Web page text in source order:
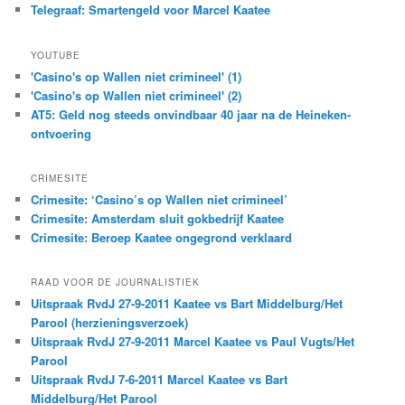
Telegraaf: Smartengeld voor Marcel Kaatee
YOUTUBE
'Casino's op Wallen niet crimineel' (1)
'Casino's op Wallen niet crimineel' (2)
AT5: Geld nog steeds onvindbaar 40 jaar na de Heineken-
ontvoering
CRIMESITE
Crimesite: ‘Casino’s op Wallen niet crimineel’
Crimesite: Amsterdam sluit gokbedrijf Kaatee
Crimesite: Beroep Kaatee ongegrond verklaard
RAAD VOOR DE JOURNALISTIEK
Uitspraak RvdJ 27-9-2011 Kaatee vs Bart Middelburg/Het
Parool (herzieningsverzoek)
Uitspraak RvdJ 27-9-2011 Marcel Kaatee vs Paul Vugts/Het
Parool
Uitspraak RvdJ 7-6-2011 Marcel Kaatee vs Bart
Middelburg/Het Parool